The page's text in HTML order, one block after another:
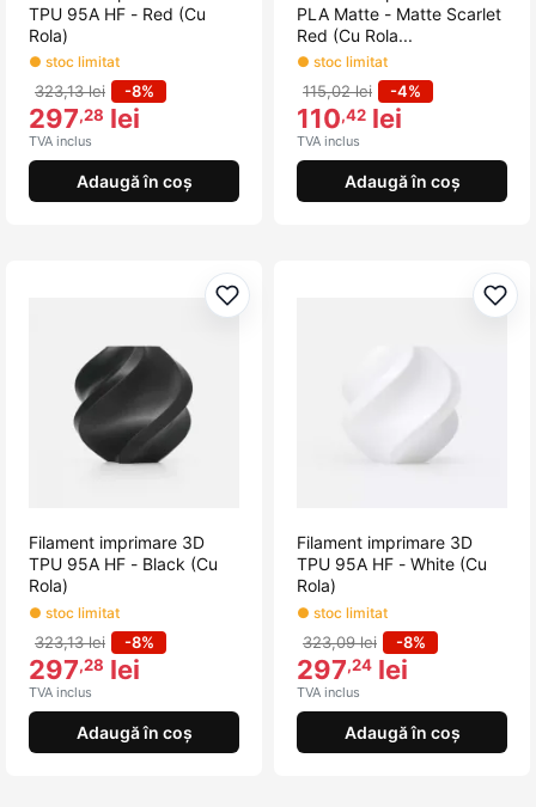
TPU 95A HF - Red (Cu
Rola)
● stoc limitat
323,13 lei -8%
297,28 lei
TVA inclus
Adaugă în coș
PLA Matte - Matte Scarlet
Red (Cu Rola...
● stoc limitat
115,02 lei -4%
110,42 lei
TVA inclus
Adaugă în coș
Adaugă la favorite
Filament imprimare 3D
TPU 95A HF - Black (Cu
Rola)
● stoc limitat
323,13 lei -8%
297,28 lei
TVA inclus
Adaugă în coș
Filament imprimare 3D
TPU 95A HF - White (Cu
Rola)
● stoc limitat
323,09 lei -8%
297,24 lei
TVA inclus
Adaugă în coș